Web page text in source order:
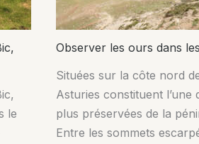
le
Observer les ours dans
Situées sur la côte nord
Asturies constituent l’une
plus préservées de la
Entre les sommets